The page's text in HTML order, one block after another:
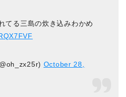
てる三島の炊き込みわかめ
October 28,